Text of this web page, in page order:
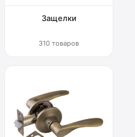
Защелки
310 товаров